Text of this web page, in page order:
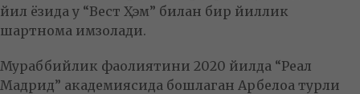
йил ёзида у “Вест Ҳэм” билан бир йиллик
шартнома имзолади.
Мураббийлик фаолиятини 2020 йилда “Реал
Мадрид” академиясида бошлаган Арбелоа турли